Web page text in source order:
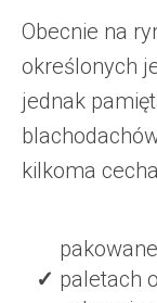
Obecnie na
określonych
jednak
kilkoma
paletach